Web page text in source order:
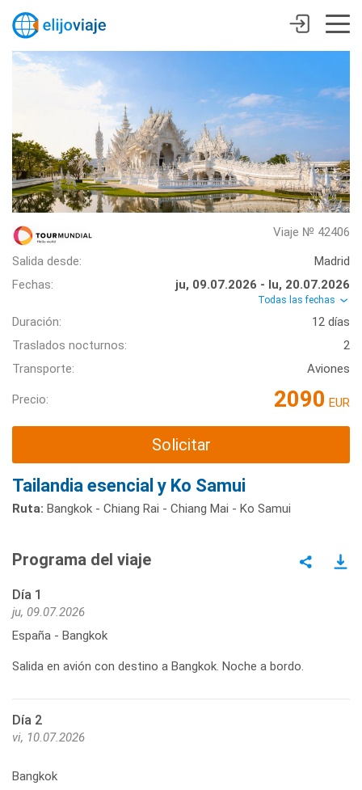
Viaje № 42406
Salida desde:
Madrid
Fechas:
ju, 09.07.2026 - lu, 20.07.2026
Todas las fechas
Duración:
12 días
Traslados nocturnos:
2
Transporte:
Aviones
Precio: 2090 EUR
Solicitar
Tailandia esencial y Ko Samui
Ruta: Bangkok - Chiang Rai - Chiang Mai - Ko Samui
Programa del viaje
Día 1
ju, 09.07.2026
España - Bangkok
Salida en avión con destino a Bangkok. Noche a bordo.
Día 2
vi, 10.07.2026
Bangkok